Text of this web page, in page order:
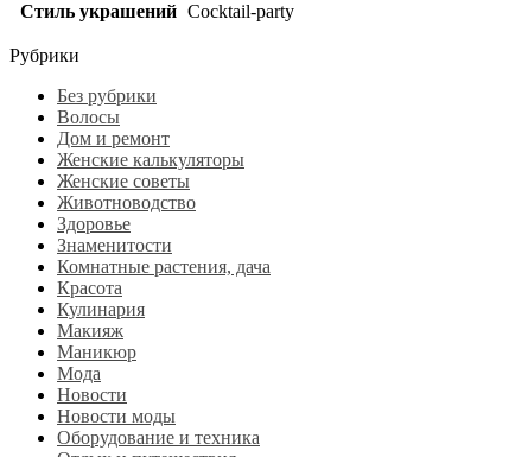
Стиль украшений Cocktail-party
Рубрики
Без рубрики
Волосы
Дом и ремонт
Женские калькуляторы
Женские советы
Животноводство
Здоровье
Знаменитости
Комнатные растения, дача
Красота
Кулинария
Макияж
Маникюр
Мода
Новости
Новости моды
Оборудование и техника